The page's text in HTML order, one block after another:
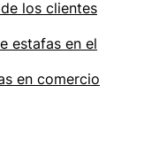
los clientes
estafas en el
en comercio